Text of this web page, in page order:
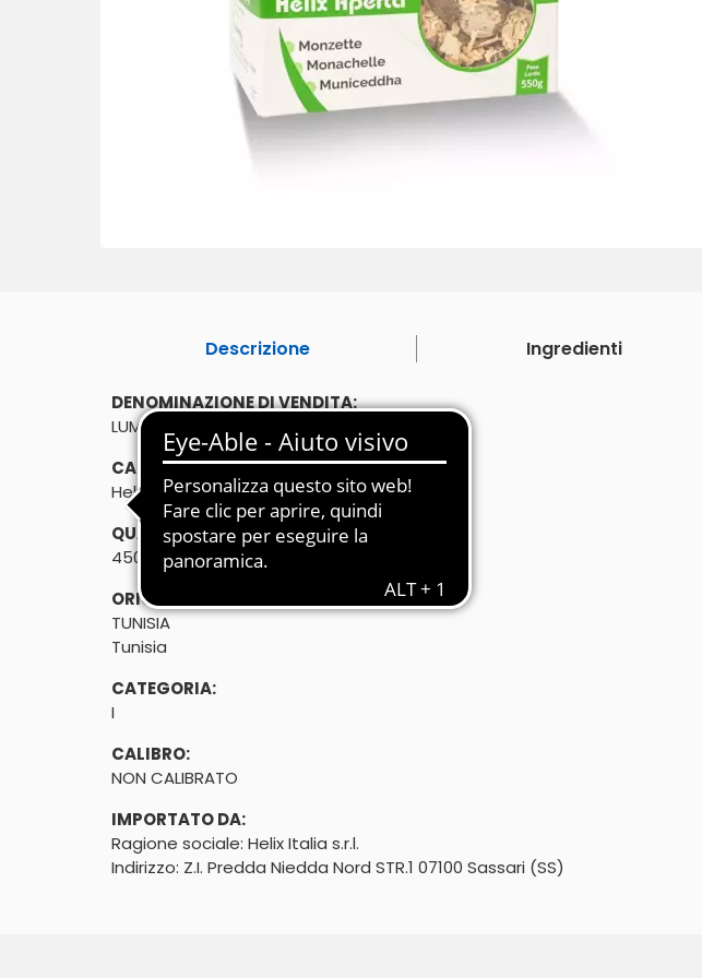
Descrizione Ingredienti
DENOMINAZIONE DI VENDITA:
LUMACA MONZETTA 450g
CARATTERISTICHE:
Helix aperta - Chiocciole vive
QUANTITÀ:
450g
ORIGINE:
TUNISIA
Tunisia
CATEGORIA:
I
CALIBRO:
NON CALIBRATO
IMPORTATO DA:
Ragione sociale: Helix Italia s.r.l.
Indirizzo: Z.I. Predda Niedda Nord STR.1 07100 Sassari (SS)